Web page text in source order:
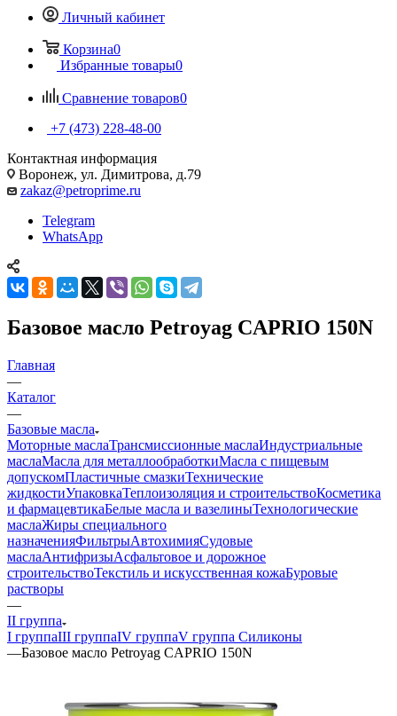
Личный кабинет
Корзина0
Избранные товары0
Сравнение товаров0
+7 (473) 228-48-00
Контактная информация
Воронеж, ул. Димитрова, д.79
zakaz@petroprime.ru
Telegram
WhatsApp
Базовое масло Petroyag CAPRIO 150N
Главная
—
Каталог
—
Базовые масла
Моторные маслаТрансмиссионные маслаИндустриальные
маслаМасла для металлообработкиМасла с пищевым
допускомПластичные смазкиТехнические
жидкостиУпаковкаТеплоизоляция и строительствоКосметика
и фармацевтикаБелые масла и вазелиныТехнологические
маслаЖиры специального
назначенияФильтрыАвтохимияСудовые
маслаАнтифризыАсфальтовое и дорожное
строительствоТекстиль и искусственная кожаБуровые
растворы
—
II группа
I группаIII группаIV группаV группа Силиконы
—Базовое масло Petroyag CAPRIO 150N